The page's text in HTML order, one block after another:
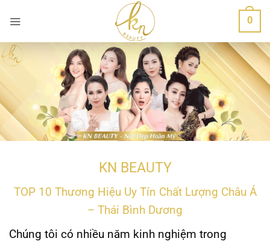
qua
nội
dung
0
KN BEAUTY
TOP 10 Thương Hiệu Uy Tín Chất Lượng Châu Á
– Thái Bình Dương
Chúng tôi có nhiều năm kinh nghiệm trong